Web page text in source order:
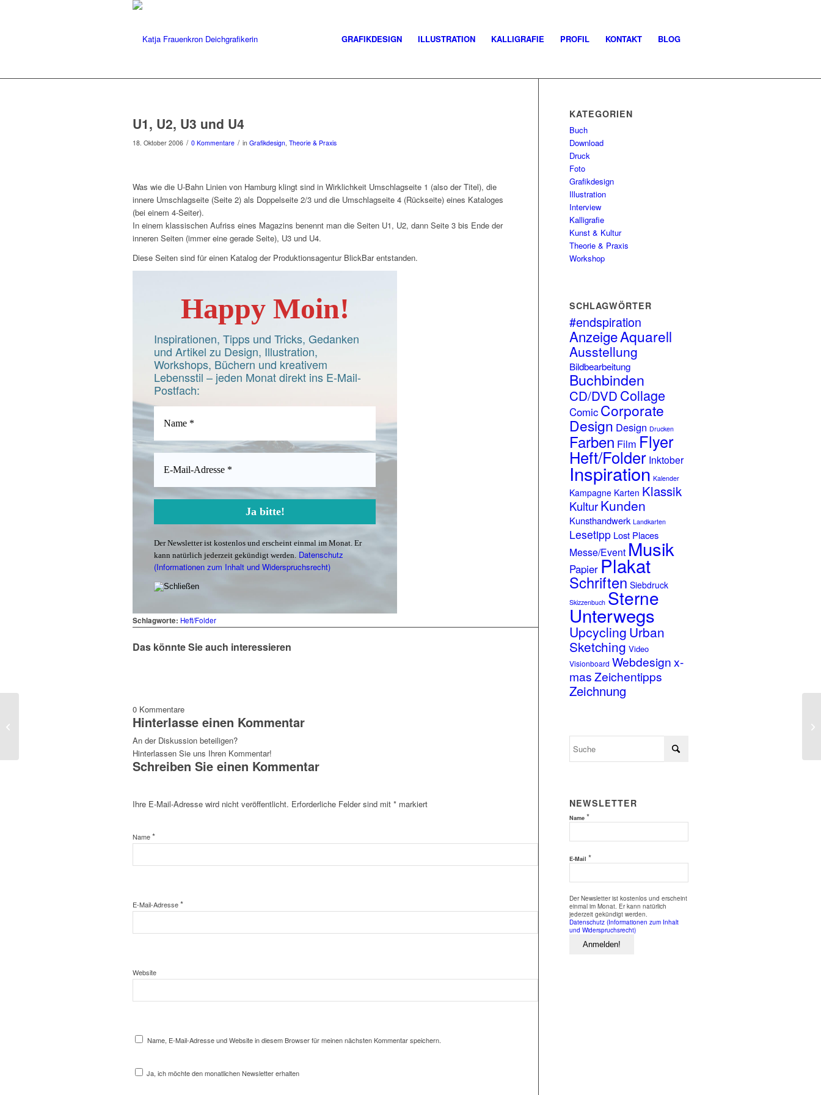
GRAFIKDESIGN ILLUSTRATION KALLIGRAFIE PROFIL KONTAKT BLOG
U1, U2, U3 und U4
18. Oktober 2006 / 0 Kommentare / in Grafikdesign, Theorie & Praxis
Was wie die U-Bahn Linien von Hamburg klingt sind in Wirklichkeit Umschlagseite 1 (also der Titel), die
innere Umschlagseite (Seite 2) als Doppelseite 2/3 und die Umschlagseite 4 (Rückseite) eines Kataloges
(bei einem 4-Seiter).
In einem klassischen Aufriss eines Magazins benennt man die Seiten U1, U2, dann Seite 3 bis Ende der
inneren Seiten (immer eine gerade Seite), U3 und U4.
Diese Seiten sind für einen Katalog der Produktionsagentur BlickBar entstanden.
Happy Moin!
Inspirationen, Tipps und Tricks, Gedanken
und Artikel zu Design, Illustration,
Workshops, Büchern und kreativem
Lebensstil – jeden Monat direkt ins E-Mail-
Postfach:
Der Newsletter ist kostenlos und erscheint einmal im Monat. Er
kann natürlich jederzeit gekündigt werden. Datenschutz
(Informationen zum Inhalt und Widerspruchsrecht)
Schlagworte: Heft/Folder
Das könnte Sie auch interessieren
0 Kommentare
Hinterlasse einen Kommentar
An der Diskussion beteiligen?
Hinterlassen Sie uns Ihren Kommentar!
Schreiben Sie einen Kommentar
Ihre E-Mail-Adresse wird nicht veröffentlicht. Erforderliche Felder sind mit * markiert
Name*
E-Mail-Adresse*
Website
Name, E-Mail-Adresse und Website in diesem Browser für meinen nächsten Kommentar speichern.
Ja, ich möchte den monatlichen Newsletter erhalten
KATEGORIEN
Buch
Download
Druck
Foto
Grafikdesign
Illustration
Interview
Kalligrafie
Kunst & Kultur
Theorie & Praxis
Workshop
SCHLAGWÖRTER
#endspiration
AnzeigeAquarell
Ausstellung
Bildbearbeitung
Buchbinden
CD/DVD Collage
Comic Corporate
Design Design Drucken
Farben Film Flyer
Heft/Folder Inktober
Inspiration Kalender
Kampagne Karten Klassik
KulturKunden
Kunsthandwerk Landkarten
Lesetipp Lost Places
Messe/Event Musik
Papier Plakat
Schriften Siebdruck
Skizzenbuch Sterne
Unterwegs
Upcycling Urban
Sketching Video
Visionboard Webdesignx-
masZeichentipps
Zeichnung
NEWSLETTER
Name*
E-Mail*
Der Newsletter ist kostenlos und erscheint
einmal im Monat. Er kann natürlich
jederzeit gekündigt werden.
Datenschutz (Informationen zum Inhalt
und Widerspruchsrecht)